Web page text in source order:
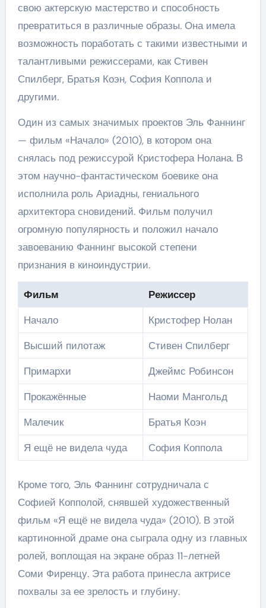
свою актерскую мастерство и способность
превратиться в различные образы. Она имела
возможность поработать с такими известными и
талантливыми режиссерами, как Стивен
Спилберг, Братья Коэн, София Коппола и
другими.
Один из самых значимых проектов Эль Фаннинг
— фильм «Начало» (2010), в котором она
снялась под режиссурой Кристофера Нолана. В
этом научно-фантастическом боевике она
исполнила роль Ариадны, гениального
архитектора сновидений. Фильм получил
огромную популярность и положил начало
завоеванию Фаннинг высокой степени
признания в киноиндустрии.
Фильм
Режиссер
Начало
Кристофер Нолан
Высший пилотаж
Стивен Спилберг
Примархи
Джеймс Робинсон
Прокажённые
Наоми Мангольд
Малечик
Братья Коэн
Я ещё не видела чуда
София Коппола
Кроме того, Эль Фаннинг сотрудничала с
Софией Копполой, снявшей художественный
фильм «Я ещё не видела чуда» (2010). В этой
картинонной драме она сыграла одну из главных
ролей, воплощая на экране образ 11-летней
Соми Фиренцу. Эта работа принесла актрисе
похвалы за ее зрелость и глубину.